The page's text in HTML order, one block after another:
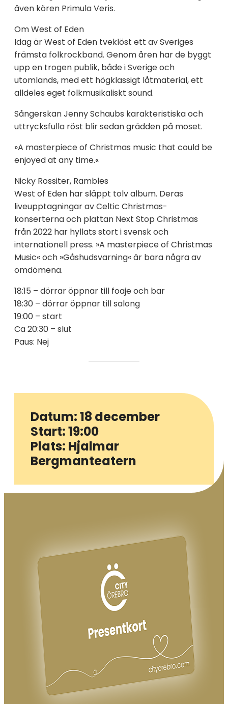
även kören Primula Veris.
Om West of Eden
Idag är West of Eden tveklöst ett av Sveriges
främsta folkrockband. Genom åren har de byggt
upp en trogen publik, både i Sverige och
utomlands, med ett högklassigt låtmaterial, ett
alldeles eget folkmusikaliskt sound.
Sångerskan Jenny Schaubs karakteristiska och
uttrycksfulla röst blir sedan grädden på moset.
»A masterpiece of Christmas music that could be
enjoyed at any time.«
Nicky Rossiter, Rambles
West of Eden har släppt tolv album. Deras
liveupptagningar av Celtic Christmas-
konserterna och plattan Next Stop Christmas
från 2022 har hyllats stort i svensk och
internationell press. »A masterpiece of Christmas
Music« och »Gåshudsvarning« är bara några av
omdömena.
18:15 – dörrar öppnar till foaje och bar
18:30 – dörrar öppnar till salong
19:00 – start
Ca 20:30 – slut
Paus: Nej
Datum: 18 december
Start: 19:00
Plats: Hjalmar
Bergmanteatern